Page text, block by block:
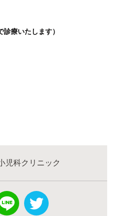
診療いたします）
児科クリニック